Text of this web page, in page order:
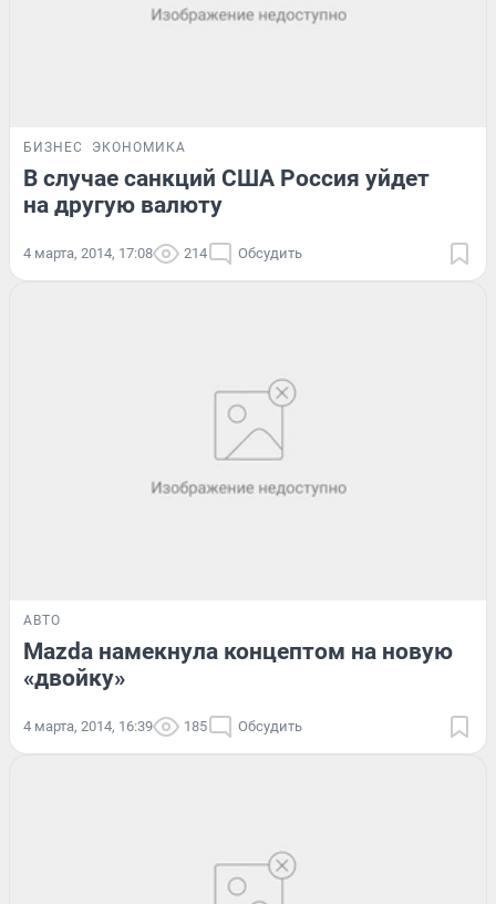
БИЗНЕС ЭКОНОМИКА
В случае санкций США Россия уйдет
на другую валюту
4 марта, 2014, 17:08 214 Обсудить
АВТО
Mazda намекнула концептом на новую
«двойку»
4 марта, 2014, 16:39 185 Обсудить